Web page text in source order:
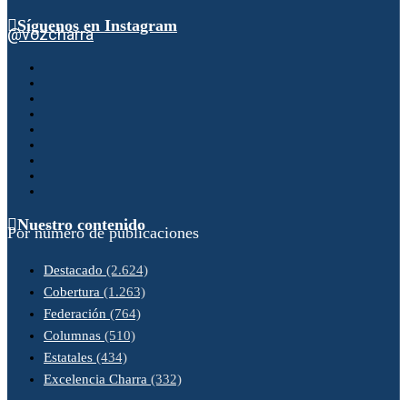
Síguenos en Instagram
@vozcharra
Nuestro contenido
Por número de publicaciones
Destacado (2.624)
Cobertura (1.263)
Federación (764)
Columnas (510)
Estatales (434)
Excelencia Charra (332)